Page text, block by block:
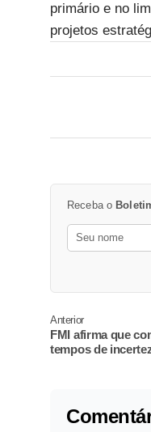
primário e no
projetos
Receba o
Anterior
FMI afirma que
tempos de